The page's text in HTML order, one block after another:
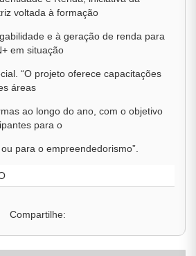
voltada à formação
e à geração de renda para
em situação
“O projeto oferece capacitações
áreas
ao longo do ano, com o objetivo
para o
para o empreendedorismo”.
Compartilhe: